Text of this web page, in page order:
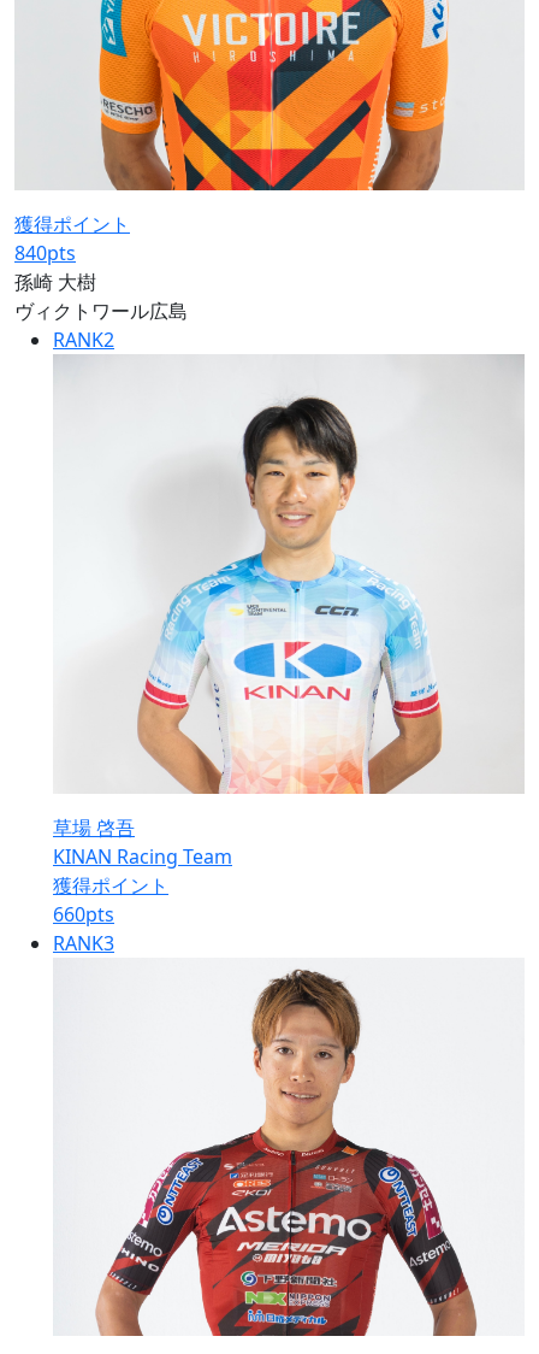
獲得ポイント
840pts
孫崎 大樹
ヴィクトワール広島
RANK2
草場 啓吾
KINAN Racing Team
獲得ポイント
660pts
RANK3